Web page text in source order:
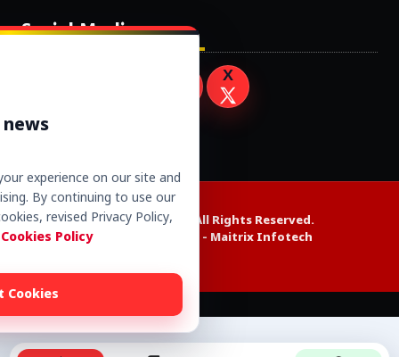
Social Media
Copyright © 2026. All Rights Reserved.
Website Design by - Maitrix Infotech
experience on our site and
By continuing to use our
revised Privacy Policy,
Policy
Cookies
Alexa web rank